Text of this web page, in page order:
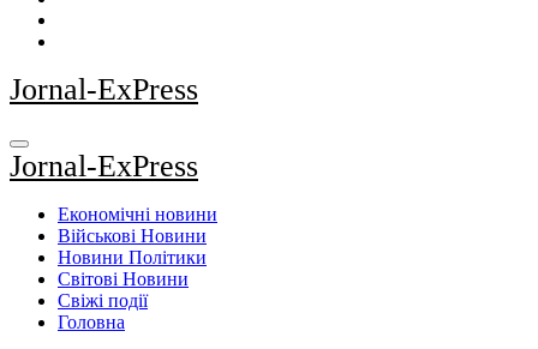
Jornal-ExPress
Jornal-ExPress
Економічні новини
Військові Новини
Новини Політики
Світові Новини
Свіжі події
Головна